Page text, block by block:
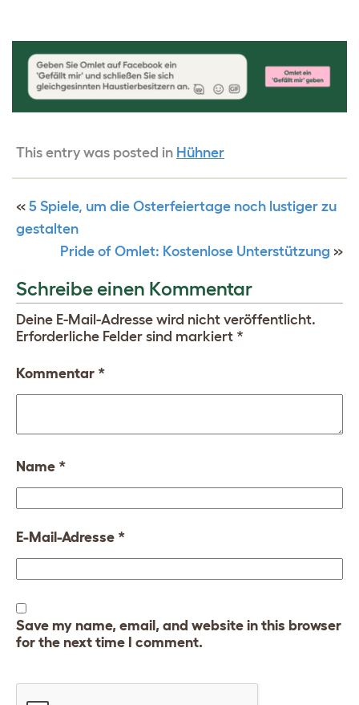
This entry was posted in Hühner
« 5 Spiele, um die Osterfeiertage noch lustiger zu
gestalten
Pride of Omlet: Kostenlose Unterstützung »
Schreibe einen Kommentar
Deine E-Mail-Adresse wird nicht veröffentlicht.
Erforderliche Felder sind markiert *
Kommentar *
Name *
E-Mail-Adresse *
Save my name, email, and website in this browser
for the next time I comment.